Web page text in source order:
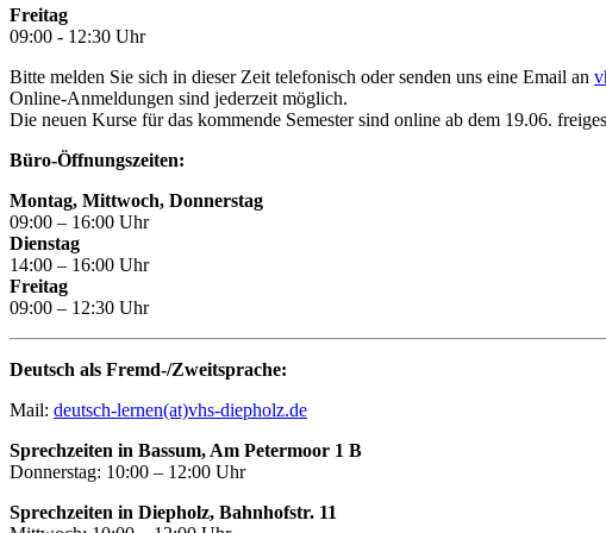
Freitag
09:00 - 12:30 Uhr
Bitte melden Sie sich in dieser Zeit telefonisch oder senden uns eine Email an
Online-Anmeldungen sind jederzeit möglich.
Die neuen Kurse für das kommende Semester sind online ab dem 19.06.
Büro-Öffnungszeiten:
Montag, Mittwoch, Donnerstag
09:00 – 16:00 Uhr
Dienstag
14:00 – 16:00 Uhr
Freitag
09:00 – 12:30 Uhr
Deutsch als Fremd-/Zweitsprache:
Mail: deutsch-lernen(at)vhs-diepholz.de
Sprechzeiten in Bassum, Am Petermoor 1 B
Donnerstag: 10:00 – 12:00 Uhr
Sprechzeiten in Diepholz, Bahnhofstr. 11